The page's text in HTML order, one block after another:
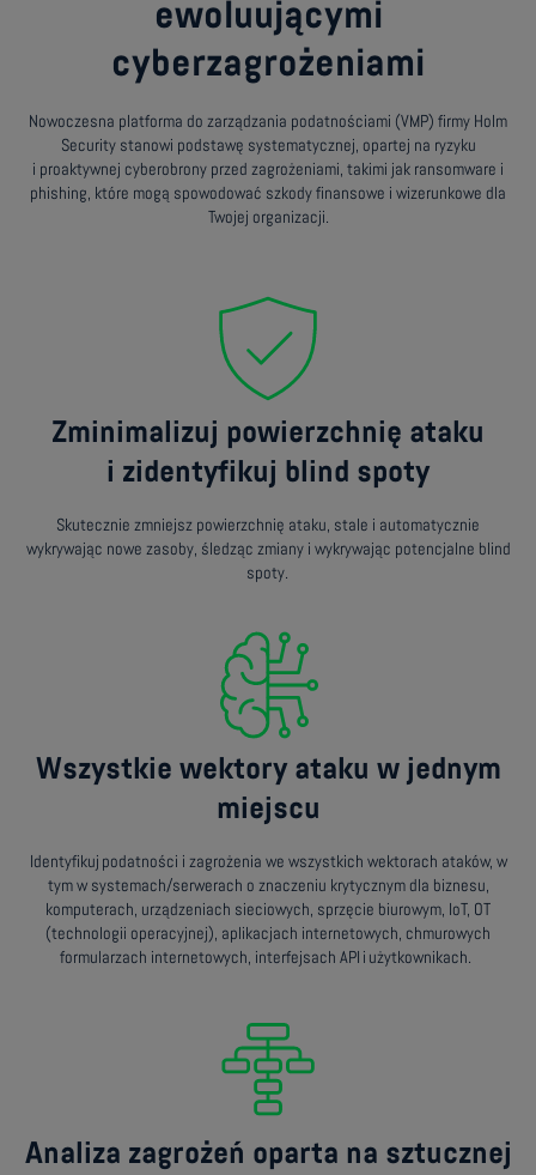
ewoluującymi
cyberzagrożeniami
Nowoczesna platforma do zarządzania podatnościami (VMP) firmy Holm
Security stanowi podstawę systematycznej, opartej na ryzyku
i proaktywnej cyberobrony przed zagrożeniami, takimi jak ransomware i
phishing, które mogą spowodować szkody finansowe i wizerunkowe dla
Twojej organizacji.
Zminimalizuj powierzchnię ataku
i zidentyfikuj blind spoty
Skutecznie zmniejsz powierzchnię ataku, stale i automatycznie
wykrywając nowe zasoby, śledząc zmiany i wykrywając potencjalne blind
spoty.
Wszystkie wektory ataku w jednym
miejscu
Identyfikuj podatności i zagrożenia we wszystkich wektorach ataków, w
tym w systemach/serwerach o znaczeniu krytycznym dla biznesu,
komputerach, urządzeniach sieciowych, sprzęcie biurowym, IoT, OT
(technologii operacyjnej), aplikacjach internetowych, chmurowych
formularzach internetowych, interfejsach API i użytkownikach.
Analiza zagrożeń oparta na sztucznej